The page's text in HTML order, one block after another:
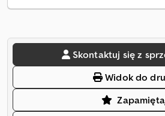
Skontaktuj się z
Widok do